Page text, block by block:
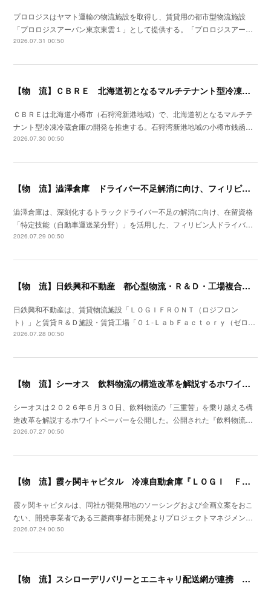
プロロジスはヤマト運輸の物流施設を取得し、賃貸用の都市型物流施設
「プロロジスアーバン東京東雲１」として提供する。「プロロジスアー…
2026.07.31 00:50
【物 流】ＣＢＲＥ 北海道初となるマルチテナント型冷凍冷蔵倉庫の開発を推進
ＣＢＲＥは北海道小樽市（石狩湾新港地域）で、北海道初となるマルチテ
ナント型冷凍冷蔵倉庫の開発を推進する。石狩湾新港地域の小樽市銭函…
2026.07.30 00:50
【物 流】澁澤倉庫 ドライバー不足解消に向け、フィリピンからの人材供給事業をスタート
澁澤倉庫は、深刻化するトラックドライバー不足の解消に向け、在留資格
「特定技能（自動車運送業分野）」を活用した、フィリピン人ドライバ…
2026.07.29 00:50
【物 流】日鉄興和不動産 都心型物流・Ｒ＆Ｄ・工場複合産業施設を川崎市に着工
日鉄興和不動産は、賃貸物流施設「ＬＯＧＩＦＲＯＮＴ（ロジフロン
ト）」と賃貸Ｒ＆Ｄ施設・賃貸工場「０１‐ＬａｂＦａｃｔｏｒｙ（ゼロ…
2026.07.28 00:50
【物 流】シーオス 飲料物流の構造改革を解説するホワイトペーパー公開
シーオスは２０２６年６月３０日、飲料物流の「三重苦」を乗り越える構
造改革を解説するホワイトペーパーを公開した。公開された『飲料物流…
2026.07.27 00:50
【物 流】霞ヶ関キャピタル 冷凍自動倉庫『ＬＯＧＩ ＦＬＡＧ ＴＥＣＨ 東扇島Ⅰ』竣工
霞ヶ関キャピタルは、同社が開発用地のソーシングおよび企画立案をおこ
ない、開発事業者である三菱商事都市開発よりプロジェクトマネジメン…
2026.07.24 00:50
【物 流】スシローデリバリーとエニキャリ配送網が連携 ２０２６年７月全国展開開始